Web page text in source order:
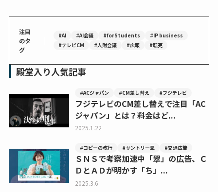
注目
のタ
グ
｜ #AI #AI会議 #forStudents
#IP business
#テレビCM
#人財会議 #広報 #転売
殿堂入り人気記事
#ACジャパン #CM差し替え #フジテレビ
フジテレビのCM差し替えで注目「AC
ジャパン」とは？料金はど...
2025.1.22
#コピーの改行 #サントリー翠 #交通広告
ＳＮＳで考察加速中「翠」の広告、Ｃ
ＤとＡＤが明かす「ち」...
2025.3.6